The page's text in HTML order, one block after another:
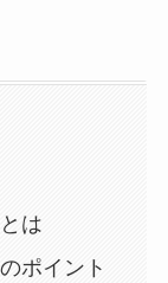
は
ポイント